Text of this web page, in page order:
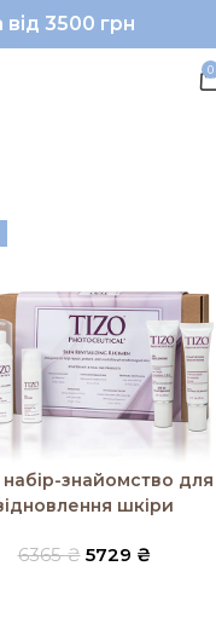
3500 грн
0
набір-знайомство для
шкіри
6365₴ 5729 ₴